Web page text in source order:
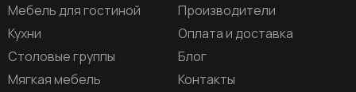
Производители
Оплата и доставка
Блог
Контакты
Мебель для гостиной
Кухни
Столовые группы
Мягкая мебель